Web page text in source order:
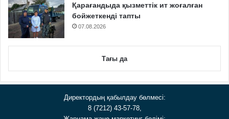
Қарағандыда қызметтік ит жоғалған
бойжеткенді тапты
07.08.2026
Тағы да
Директордың қабылдау бөлмесі:
8 (7212) 43-57-78,